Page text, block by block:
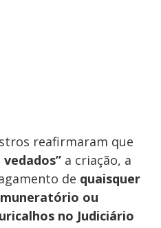
reafirmaram que
a criação, a
de quaisquer
ou
no Judiciário